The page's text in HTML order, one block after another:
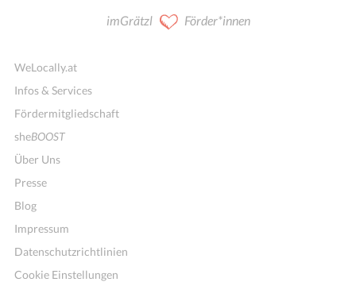
imGrätzl Förder*innen
WeLocally.at
Infos & Services
Fördermitgliedschaft
sheBOOST
Über Uns
Presse
Blog
Impressum
Datenschutzrichtlinien
Cookie Einstellungen